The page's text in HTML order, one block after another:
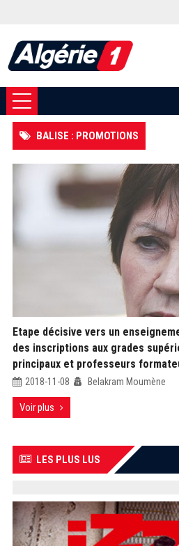
BALISE : PROMOTIONS
Etape décisive vers un
des inscriptions aux grades
principaux et professeurs
2018-11-08 Belakram Moumène
Voir plus
LES PLUS LUS